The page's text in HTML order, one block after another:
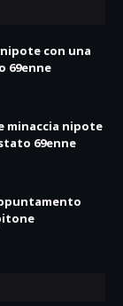
con una
69enne
minaccia nipote
69enne